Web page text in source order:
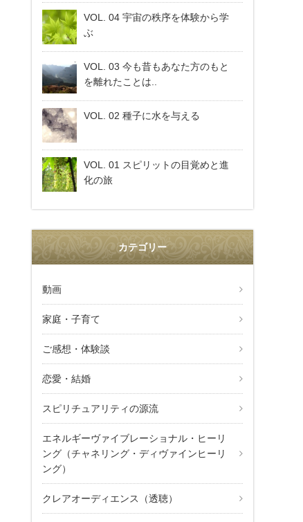
VOL. 04 宇宙の秩序を体験から学
ぶ
VOL. 03 今も昔もあなた方のもと
を離れたことは..
VOL. 02 種子に水を与える
VOL. 01 スピリットの目覚めと進
化の旅
カテゴリー
動画
家庭・子育て
ご感想・体験談
恋愛・結婚
スピリチュアリティの源流
エネルギーヴァイブレーショナル・ヒーリ
ング（チャネリング・ディヴァインヒーリ
ング）
クレアオーディエンス（透聴）